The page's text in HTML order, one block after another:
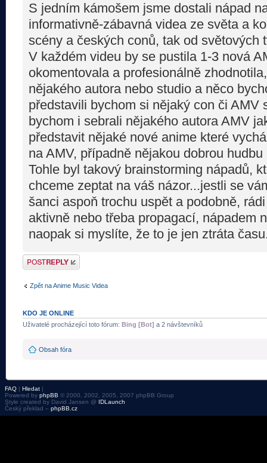
S jedním kámošem jsme dostali nápad
informativně-zábavná videa ze světa a
scény a českých conů, tak od světových
V každém videu by se pustila 1-3 nová
okomentovala a profesionálně
nějakého autora nebo studio a něco
představili bychom si nějaký con či AMV
bychom i sebrali nějakého autora AMV
představit nějaké nové anime které
na AMV, případně nějakou dobrou
Tohle byl takový brainstorming nápadů,
chceme zeptat na váš názor...jestli se
šanci aspoň trochu uspět a podobně,
aktivně nebo třeba propagací, nápadem
naopak si myslíte, že to je jen ztráta
Odeslat odpověď
Zpět na Anime Music Videa
KDO JE ONLINE
Uživatelé procházející toto fórum: Bing [Bot] a 2 návštevníků
Obsah fóra
FAQ | Hledat |
Powered by phpBB © 2000, 2002, 2005, 2007 phpBB Group
Style created by David Jansen @ IDLaunch
Český překlad – phpBB.cz